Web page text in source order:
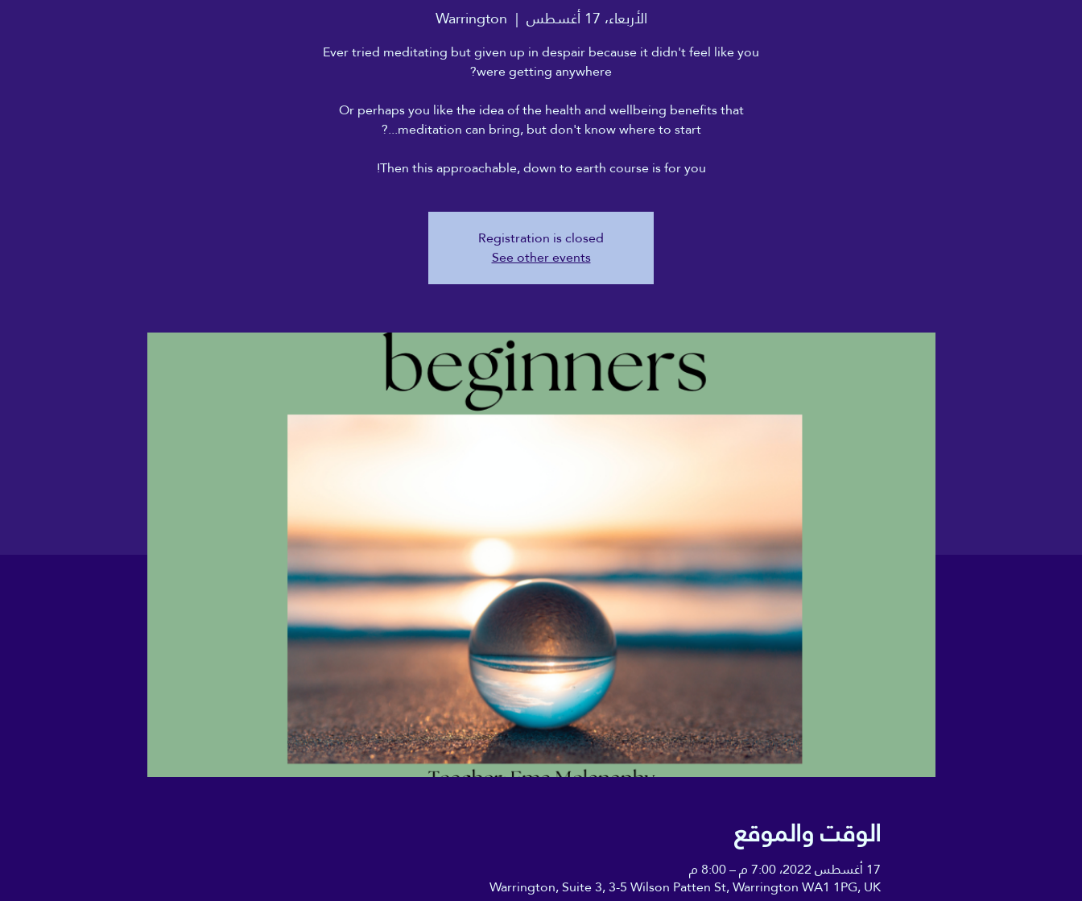
الأربعاء، 17 أغسطس
  |
Warrington
Ever tried meditating but given up in despair because it didn't feel like you
Or perhaps you like the idea of the health and wellbeing benefits that
Then this approachable, down to earth course is for you!
Registration is closed
See other events
الوقت والموقع
17 أغسطس 2022، 7:00 م – 8:00 م
Warrington, Suite 3, 3-5 Wilson Patten St, Warrington WA1 1PG, UK